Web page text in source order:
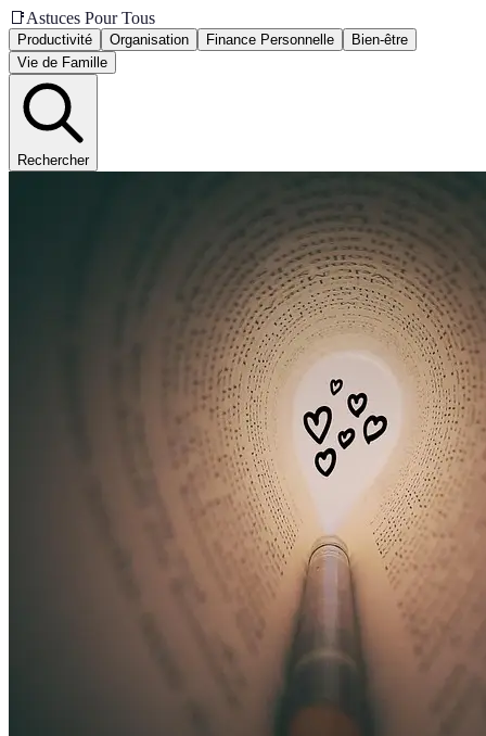
📑Astuces Pour Tous
Productivité Organisation Finance Personnelle
Bien-être
Vie de Famille
Rechercher